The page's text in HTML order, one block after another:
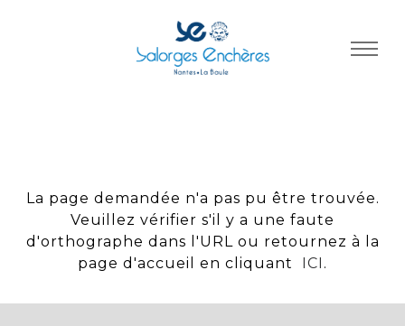
La page demandée n'a pas pu être trouvée.
Veuillez vérifier s'il y a une faute
d'orthographe dans l'URL ou retournez à la
page d'accueil en cliquant
ICI .